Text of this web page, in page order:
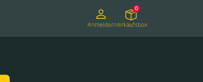
AnmeldenVerkaufsbox
0